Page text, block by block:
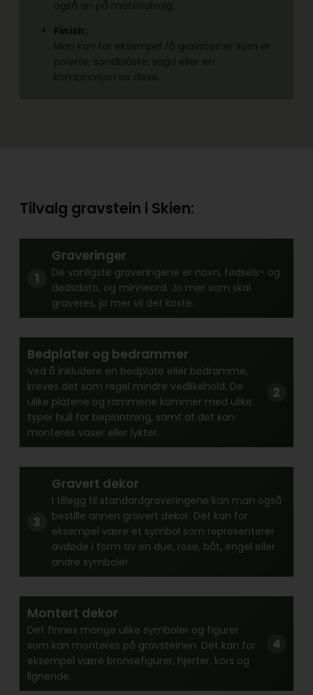
Tilvalg gravstein i Skien:
Graveringer
De vanligste graveringene er navn, fødsels- og
dødsdato, og minneord. Jo mer som skal
graveres, jo mer vil det koste.
Bedplater og bedrammer
Ved å inkludere en bedplate eller bedramme,
kreves det som regel mindre vedlikehold. De
ulike platene og rammene kommer med ulike
typer hull for beplantning, samt at det kan
monteres vaser eller lykter.
Gravert dekor
I tillegg til standardgraveringene kan man også
bestille annen gravert dekor. Det kan for
eksempel være et symbol som representerer
avdøde i form av en due, rose, båt, engel eller
andre symboler.
Montert dekor
Det finnes mange ulike symboler og figurer
som kan monteres på gravsteinen. Det kan for
eksempel være bronsefigurer, hjerter, kors og
lignende.